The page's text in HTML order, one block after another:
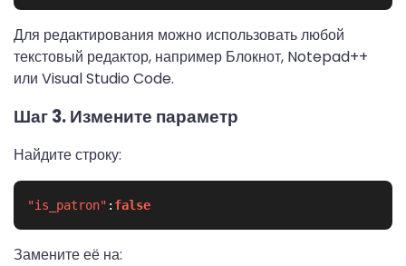
Для редактирования можно использовать любой
текстовый редактор, например Блокнот, Notepad++
или Visual Studio Code.
Шаг 3. Измените параметр
Найдите строку:
"is_patron" : false
Замените её на: